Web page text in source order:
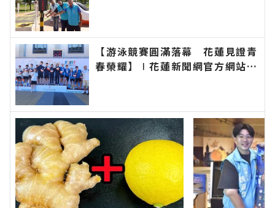
【游泳競賽圓滿落幕 花蓮見證青
春榮耀】∣花蓮新聞網官方網站各